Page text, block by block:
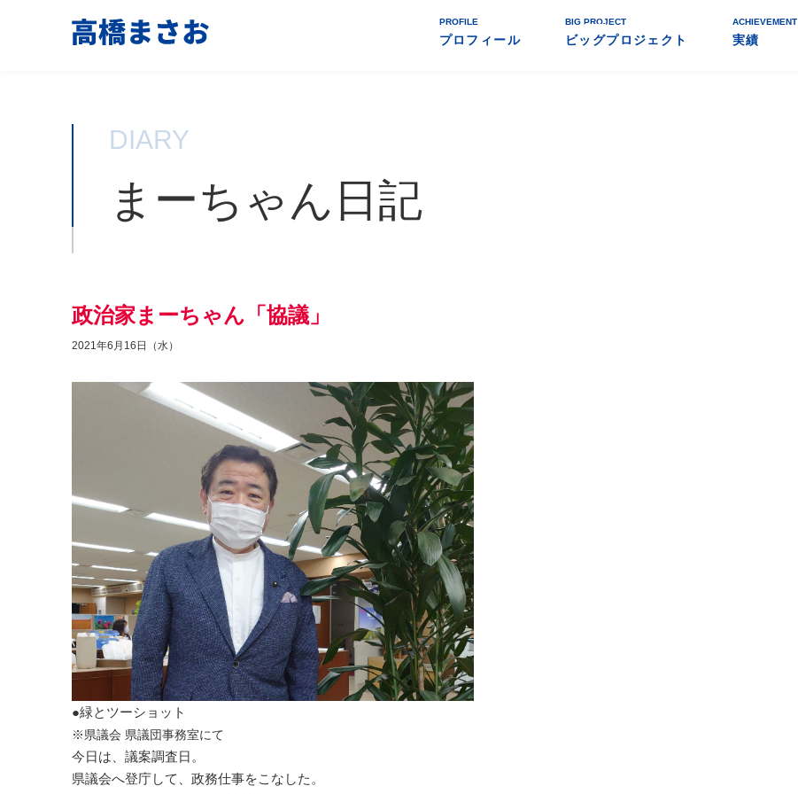
PROFILE
プロフィール
BIG PROJECT
ビッグプロジェクト
ACHIEVEMENT
実績
DIARY
まーちゃん日記
政治家まーちゃん「協議」
2021年6月16日（水）
●緑とツーショット
※県議会 県議団事務室にて
今日は、議案調査日。
県議会へ登庁して、政務仕事をこなした。